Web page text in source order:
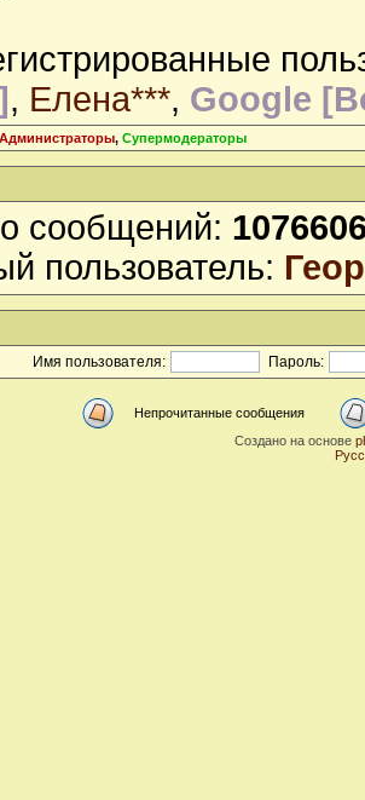
, Елена***, Google
Администраторы, Супермодераторы
сообщений:
пользователь:
Имя пользователя:
Пароль:
Непрочитанные сообщения
Создано на основе